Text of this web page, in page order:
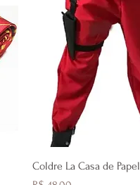
Visualização
Coldre La Casa de Papel